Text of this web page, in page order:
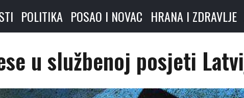
POLITIKA POSAO I NOVAC HRANA I ZDRAVLJE
u službenoj posjeti